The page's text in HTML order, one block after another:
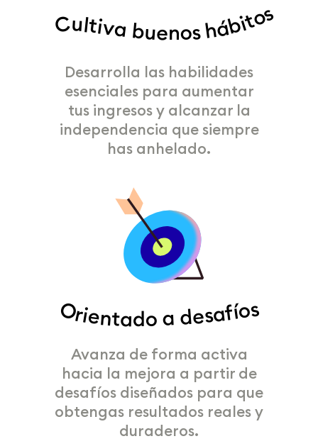
Cultiva buenos hábitos
Desarrolla las habilidades
esenciales para aumentar
tus ingresos y alcanzar la
independencia que siempre
has anhelado.
Orientado a desafíos
Avanza de forma activa
hacia la mejora a partir de
desafíos diseñados para que
obtengas resultados reales y
duraderos.